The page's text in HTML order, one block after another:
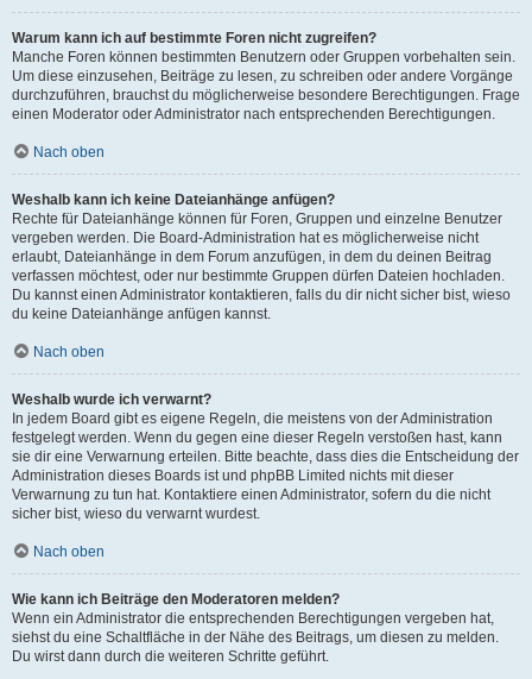
Warum kann ich auf bestimmte Foren nicht zugreifen?
Manche Foren können bestimmten Benutzern oder Gruppen vorbehalten sein.
Um diese einzusehen, Beiträge zu lesen, zu schreiben oder andere Vorgänge
durchzuführen, brauchst du möglicherweise besondere Berechtigungen. Frage
einen Moderator oder Administrator nach entsprechenden Berechtigungen.
Nach oben
Weshalb kann ich keine Dateianhänge anfügen?
Rechte für Dateianhänge können für Foren, Gruppen und einzelne Benutzer
vergeben werden. Die Board-Administration hat es möglicherweise nicht
erlaubt, Dateianhänge in dem Forum anzufügen, in dem du deinen Beitrag
verfassen möchtest, oder nur bestimmte Gruppen dürfen Dateien hochladen.
Du kannst einen Administrator kontaktieren, falls du dir nicht sicher bist, wieso
du keine Dateianhänge anfügen kannst.
Nach oben
Weshalb wurde ich verwarnt?
In jedem Board gibt es eigene Regeln, die meistens von der Administration
festgelegt werden. Wenn du gegen eine dieser Regeln verstoßen hast, kann
sie dir eine Verwarnung erteilen. Bitte beachte, dass dies die Entscheidung der
Administration dieses Boards ist und phpBB Limited nichts mit dieser
Verwarnung zu tun hat. Kontaktiere einen Administrator, sofern du die nicht
sicher bist, wieso du verwarnt wurdest.
Nach oben
Wie kann ich Beiträge den Moderatoren melden?
Wenn ein Administrator die entsprechenden Berechtigungen vergeben hat,
siehst du eine Schaltfläche in der Nähe des Beitrags, um diesen zu melden.
Du wirst dann durch die weiteren Schritte geführt.